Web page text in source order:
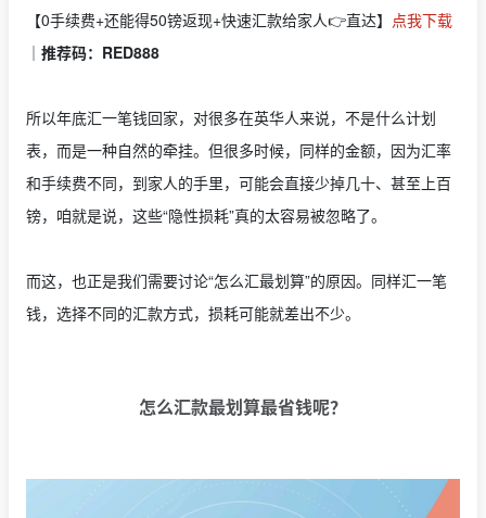
【0手续费+还能得50镑返现+快速汇款给家人👉直达】 点我下载
｜ 推荐码：RED888
所以年底汇一笔钱回家，对很多在英华人来说，不是什么计划
表，而是一种自然的牵挂。但很多时候，同样的金额，因为汇率
和手续费不同，到家人的手里，可能会直接少掉几十、甚至上百
镑，咱就是说，这些“隐性损耗”真的太容易被忽略了。
而这，也正是我们需要讨论“怎么汇最划算”的原因。同样汇一笔
钱，选择不同的汇款方式，损耗可能就差出不少。
怎么汇款最划算最省钱呢？